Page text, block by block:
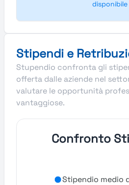
disponibile
Stipendi e
Stupendio confronta gli
offerta dalle aziende nel
valutare le opportunità
vantaggiose.
Confronto
Stipendio medio